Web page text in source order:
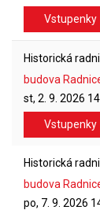
Vstupenky
Historická
budova
st, 2. 9. 2026
Vstupenky
Historická
budova
po, 7. 9. 2026